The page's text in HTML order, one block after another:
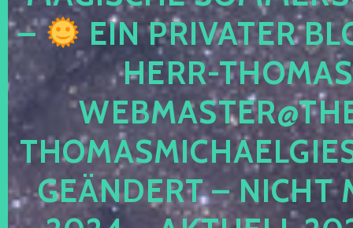
–
EIN PRIVATER
HERR-
GEÄNDERT – NICHT